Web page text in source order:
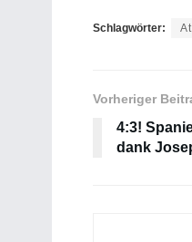
Schlagwörter:
Vorheriger
4:3!
dank